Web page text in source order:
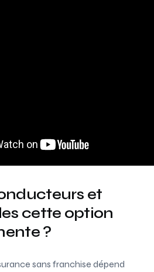
et
cette option
?
sans franchise dépend